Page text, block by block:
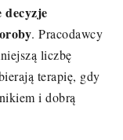
decyzje
. Pracodawcy
liczbę
terapię, gdy
i dobrą